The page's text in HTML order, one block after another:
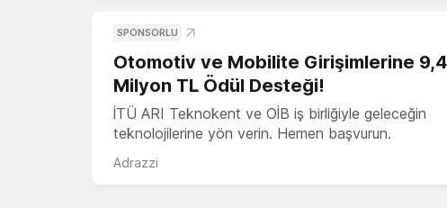
SPONSORLU
Otomotiv ve Mobilite Girişimlerine 9,4
Milyon TL Ödül Desteği!
İTÜ ARI Teknokent ve OİB iş birliğiyle geleceğin
teknolojilerine yön verin. Hemen başvurun.
Adrazzi